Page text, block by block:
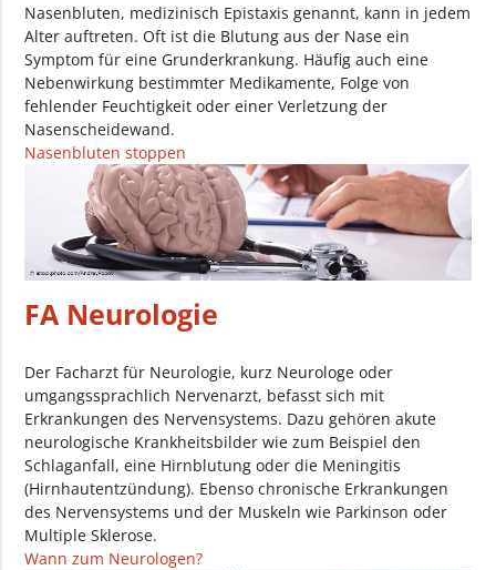
Nasenbluten, medizinisch Epistaxis genannt, kann in jedem
Alter auftreten. Oft ist die Blutung aus der Nase ein
Symptom für eine Grunderkrankung. Häufig auch eine
Nebenwirkung bestimmter Medikamente, Folge von
fehlender Feuchtigkeit oder einer Verletzung der
Nasenscheidewand.
Nasenbluten stoppen
FA Neurologie
Der Facharzt für Neurologie, kurz Neurologe oder
umgangssprachlich Nervenarzt, befasst sich mit
Erkrankungen des Nervensystems. Dazu gehören akute
neurologische Krankheitsbilder wie zum Beispiel den
Schlaganfall, eine Hirnblutung oder die Meningitis
(Hirnhautentzündung). Ebenso chronische Erkrankungen
des Nervensystems und der Muskeln wie Parkinson oder
Multiple Sklerose.
Wann zum Neurologen?